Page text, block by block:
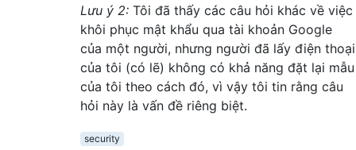
Lưu ý 2: Tôi đã thấy các câu hỏi khác về việc
khôi phục mật khẩu qua tài khoản Google
của một người, nhưng người đã lấy điện thoại
của tôi (có lẽ) không có khả năng đặt lại mẫu
của tôi theo cách đó, vì vậy tôi tin rằng câu
hỏi này là vấn đề riêng biệt.
security